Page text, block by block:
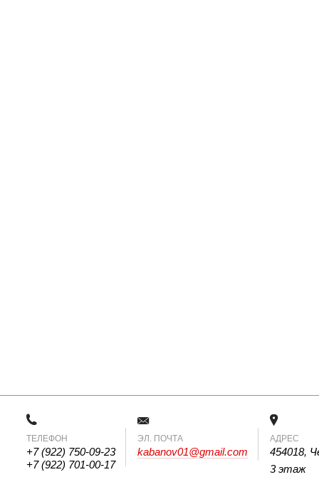
ТЕЛЕФОН
+7 (922) 750-09-23
+7 (922) 701-00-17
ЭЛ. ПОЧТА
kabanov01@gmail.com
АДРЕС
454018,
3 этаж